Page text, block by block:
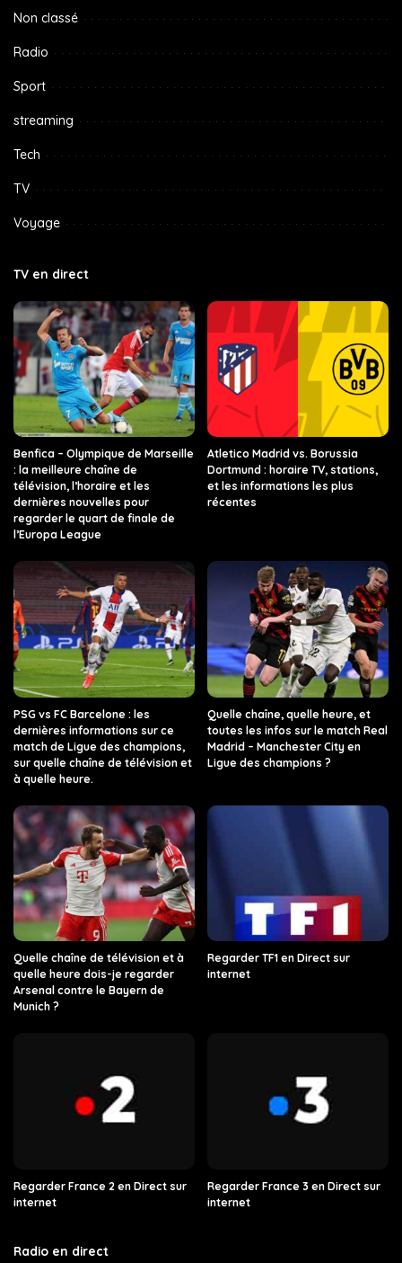
Non classé
Radio
Sport
streaming
Tech
TV
Voyage
TV en direct
Benfica – Olympique de Marseille
: la meilleure chaîne de
télévision, l’horaire et les
dernières nouvelles pour
regarder le quart de finale de
l’Europa League
Atletico Madrid vs. Borussia
Dortmund : horaire TV, stations,
et les informations les plus
récentes
PSG vs FC Barcelone : les
dernières informations sur ce
match de Ligue des champions,
sur quelle chaîne de télévision et
à quelle heure.
Quelle chaîne, quelle heure, et
toutes les infos sur le match Real
Madrid – Manchester City en
Ligue des champions ?
Quelle chaîne de télévision et à
quelle heure dois-je regarder
Arsenal contre le Bayern de
Munich ?
Regarder TF1 en Direct sur
internet
Regarder France 2 en Direct sur
internet
Regarder France 3 en Direct sur
internet
Radio en direct